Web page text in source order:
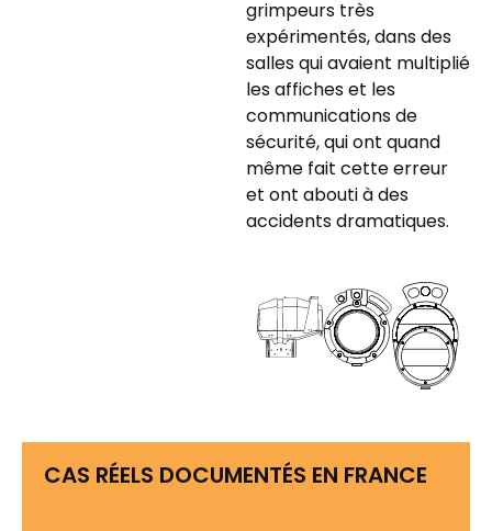
grimpeurs très
expérimentés, dans des
salles qui avaient multiplié
les affiches et les
communications de
sécurité, qui ont quand
même fait cette erreur
et ont abouti à des
accidents dramatiques.
CAS RÉELS DOCUMENTÉS EN FRANCE